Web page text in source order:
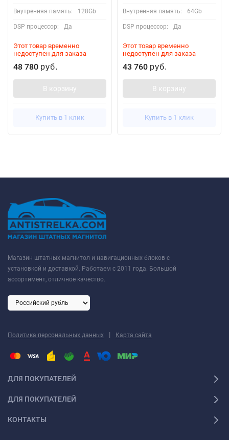
Внутренняя память: 128Gb
DSP процессор: Да
Этот товар временно
недоступен для заказа
48 780 руб.
В корзину
Купить в 1 клик
Внутренняя память: 64Gb
DSP процессор: Да
Этот товар временно
недоступен для заказа
43 760 руб.
В корзину
Купить в 1 клик
Магазин штатных магнитол и навигационных блоков с
установкой и доставкой. Работаем с 2011 года. Большой
ассортимент, отличное качество.
Политика персональных данных | Карта сайта
ДЛЯ ПОКУПАТЕЛЕЙ
ДЛЯ ПОКУПАТЕЛЕЙ
КОНТАКТЫ